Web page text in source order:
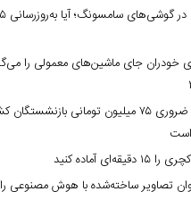
خودران جای ماشین‌های معمولی را
استعلام وام ضروری ۷۵ میلیون تومانی
آماده کنید
تصاویر ساخته‌شده با هوش مصنوعی